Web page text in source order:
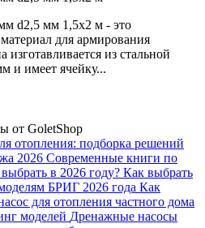
d2,5 мм 1,5х2 м - это
для армирования
из стальной
и имеет ячейку...
от GoletShop
отопления: подборка решений
2026 Современные книги по
в 2026 году? Как выбрать
БРИГ 2026 года Как
для отопления частного дома
моделей Дренажные насосы